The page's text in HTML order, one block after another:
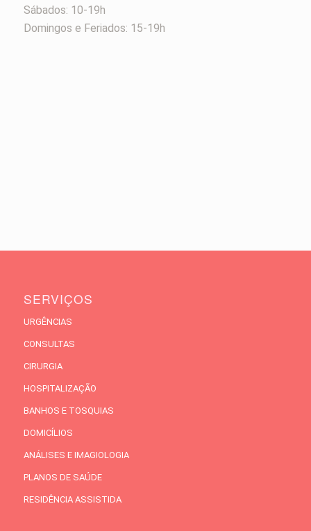
Sábados: 10-19h
Domingos e Feriados: 15-19h
SERVIÇOS
URGÊNCIAS
CONSULTAS
CIRURGIA
HOSPITALIZAÇÃO
BANHOS E TOSQUIAS
DOMICÍLIOS
ANÁLISES E IMAGIOLOGIA
PLANOS DE SAÚDE
RESIDÊNCIA ASSISTIDA